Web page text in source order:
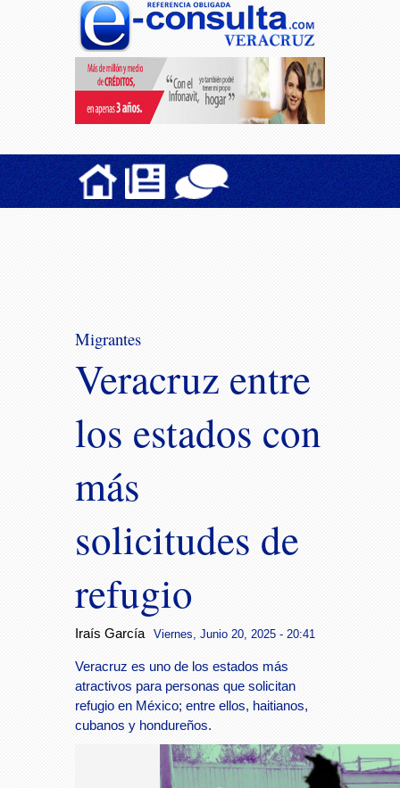
Migrantes
Veracruz entre
los estados con
más
solicitudes de
refugio
Iraís García Viernes, Junio 20, 2025 - 20:41
Veracruz es uno de los estados más
atractivos para personas que solicitan
refugio en México; entre ellos, haitianos,
cubanos y hondureños.